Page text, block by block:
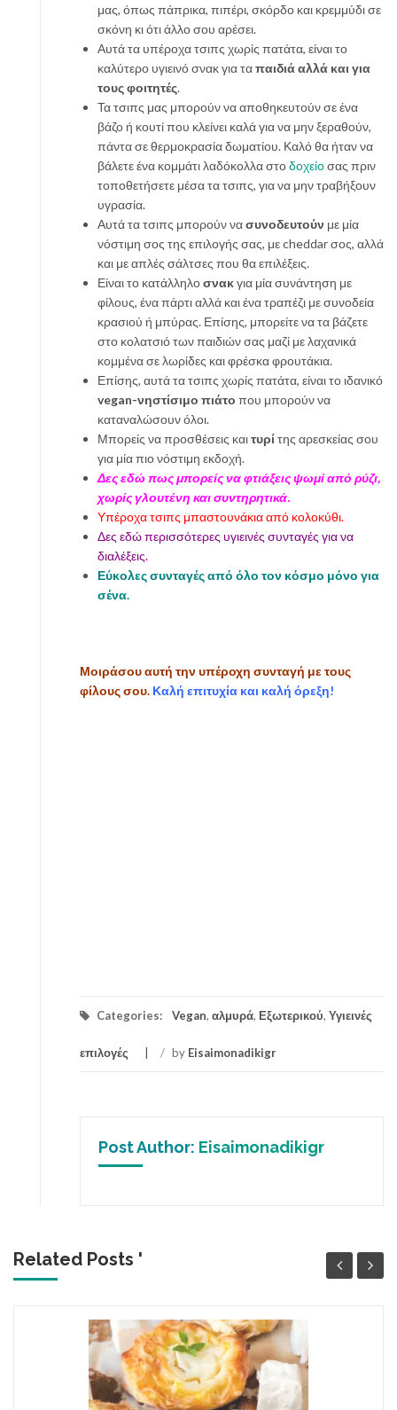
μας, όπως πάπρικα, πιπέρι, σκόρδο και κρεμμύδι σε
σκόνη κι ότι άλλο σου αρέσει.
Αυτά τα υπέροχα τσιπς χωρίς πατάτα, είναι το
καλύτερο υγιεινό σνακ για ταπαιδιά αλλά και για
τους φοιτητές.
Τα τσιπς μας μπορούν να αποθηκευτούν σε ένα
βάζο ή κουτί που κλείνει καλά για να μην ξεραθούν,
πάντα σε θερμοκρασία δωματίου. Καλό θα ήταν να
βάλετε ένα κομμάτι λαδόκολλα στοδοχείοσας πριν
τοποθετήσετε μέσα τα τσιπς, για να μην τραβήξουν
υγρασία.
Αυτά τα τσιπς μπορούν νασυνοδευτούν με μία
νόστιμη σος της επιλογής σας, με cheddar σος, αλλά
και με απλές σάλτσες που θα επιλέξεις.
Είναι το κατάλληλοσνακγια μία συνάντηση με
φίλους, ένα πάρτι αλλά και ένα τραπέζι με συνοδεία
κρασιού ή μπύρας. Επίσης, μπορείτε να τα βάζετε
στο κολατσιό των παιδιών σας μαζί με λαχανικά
κομμένα σε λωρίδες και φρέσκα φρουτάκια.
Επίσης, αυτά τα τσιπς χωρίς πατάτα, είναι το ιδανικό
vegan-νηστίσιμο πιάτο που μπορούν να
καταναλώσουν όλοι.
Μπορείς να προσθέσεις καιτυρίτης αρεσκείας σου
για μία πιο νόστιμη εκδοχή.
Δες εδώ πως μπορείς να φτιάξεις ψωμί από ρύζι,
χωρίς γλουτένη και συντηρητικά.
Υπέροχα τσιπς μπαστουνάκια από κολοκύθι.
Δες εδώ περισσότερες υγιεινές συνταγές για να
διαλέξεις.
Εύκολες συνταγές από όλο τον κόσμο μόνο για
σένα.
Μοιράσου αυτή την υπέροχη συνταγή με τους
φίλους σου. Καλή επιτυχία και καλή όρεξη!
Categories: Vegan, αλμυρά, Εξωτερικού, Υγιεινές
επιλογές / by Eisaimonadikigr
Post Author: Eisaimonadikigr
Related Posts '